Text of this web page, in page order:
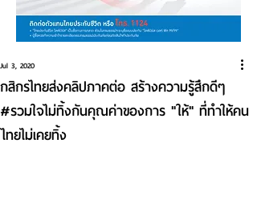
กสิกรไทยส่งคลิปภาคต่อ สร้างความรู้สึกดีๆ
#รวมใจไม่ทิ้งกันคุณค่าของการ "ให้" ที่ทำให้คน
ไทยไม่เคยทิ้ง
Jul 3, 2020